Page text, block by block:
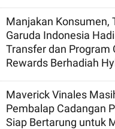
Manjakan Konsumen,
Garuda Indonesia
Transfer dan Program
Rewards Berhadiah
Maverick Vinales
Pembalap Cadangan
Siap Bertarung untuk